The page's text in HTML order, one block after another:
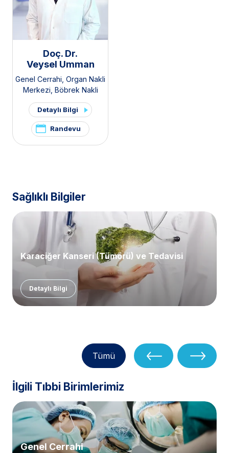
Doç. Dr.
Veysel Umman
Genel Cerrahi, Organ Nakli
Merkezi, Böbrek Nakli
Merkezi,Karaciğer Nakli
Merkezi
Detaylı Bilgi
Randevu
Sağlıklı Bilgiler
Karaciğer Kanseri (Tümörü) ve Tedavisi
Detaylı Bilgi
Tümü
İlgili Tıbbi Birimlerimiz
Genel Cerrahi